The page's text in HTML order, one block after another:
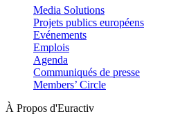
Media Solutions
Projets publics européens
Evénements
Emplois
Agenda
Communiqués de presse
Members’ Circle
À Propos d'Euractiv